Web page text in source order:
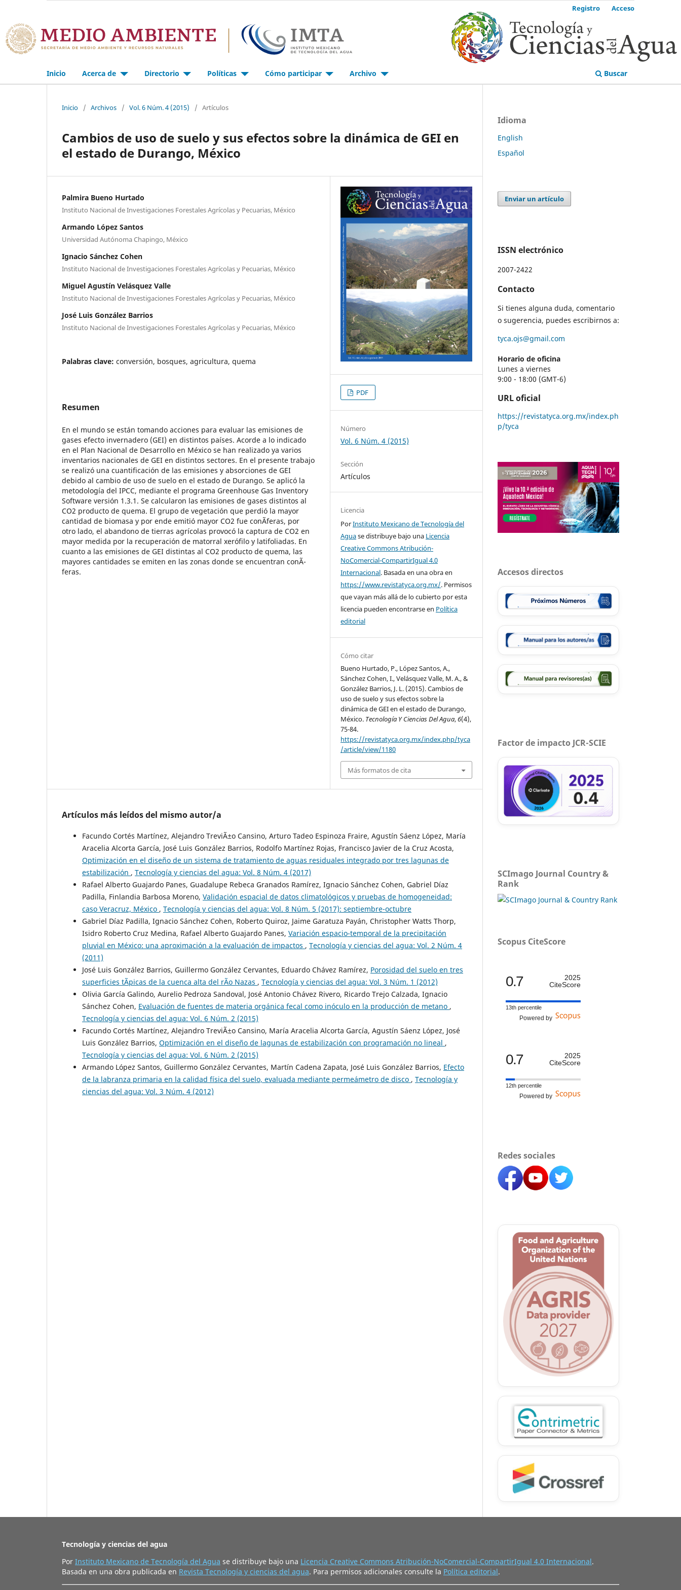
Inicio Acerca de Directorio Políticas Cómo participar Archivo Buscar
Registro Acceso
Inicio / Archivos / Vol. 6 Núm. 4 (2015) / Artículos
Cambios de uso de suelo y sus efectos sobre la dinámica de GEI en
el estado de Durango, México
Palmira Bueno Hurtado
Instituto Nacional de Investigaciones Forestales Agrícolas y Pecuarias, México
Armando López Santos
Universidad Autónoma Chapingo, México
Ignacio Sánchez Cohen
Instituto Nacional de Investigaciones Forestales Agrícolas y Pecuarias, México
Miguel Agustín Velásquez Valle
Instituto Nacional de Investigaciones Forestales Agrícolas y Pecuarias, México
José Luis González Barrios
Instituto Nacional de Investigaciones Forestales Agrícolas y Pecuarias, México
Palabras clave: conversión, bosques, agricultura, quema
Resumen
En el mundo se están tomando acciones para evaluar las emisiones de
gases efecto invernadero (GEI) en distintos países. Acorde a lo indicado
en el Plan Nacional de Desarrollo en México se han realizado ya varios
inventarios nacionales de GEI en distintos sectores. En el presente trabajo
se realizó una cuantificación de las emisiones y absorciones de GEI
debido al cambio de uso de suelo en el estado de Durango. Se aplicó la
metodología del IPCC, mediante el programa Greenhouse Gas Inventory
Software versión 1.3.1. Se calcularon las emisiones de gases distintos al
CO2 producto de quema. El grupo de vegetación que perdió la mayor
cantidad de biomasa y por ende emitió mayor CO2 fue conÃ­feras, por
otro lado, el abandono de tierras agrícolas provocó la captura de CO2 en
mayor medida por la recuperación de matorral xerófilo y latifoliadas. En
cuanto a las emisiones de GEI distintas al CO2 producto de quema, las
mayores cantidades se emiten en las zonas donde se encuentran conÃ­
feras.
PDF
Número
Vol. 6 Núm. 4 (2015)
Sección
Artículos
Licencia
PorInstituto Mexicano de Tecnología del
Aguase distribuye bajo una Licencia
Creative Commons Atribución-
NoComercial-CompartirIgual 4.0
Internacional. Basada en una obra en
https://www.revistatyca.org.mx/. Permisos
que vayan más allá de lo cubierto por esta
licencia pueden encontrarse en Política
editorial
Cómo citar
Bueno Hurtado, P., López Santos, A.,
Sánchez Cohen, I., Velásquez Valle, M. A., &
González Barrios, J. L. (2015). Cambios de
uso de suelo y sus efectos sobre la
dinámica de GEI en el estado de Durango,
México. Tecnología Y Ciencias Del Agua,6(4),
75-84.
https://revistatyca.org.mx/index.php/tyca
/article/view/1180
Más formatos de cita
Artículos más leídos del mismo autor/a
Facundo Cortés Martínez, Alejandro TreviÃ±o Cansino, Arturo Tadeo Espinoza Fraire, Agustín Sáenz López, María
Aracelia Alcorta García, José Luis González Barrios, Rodolfo Martínez Rojas, Francisco Javier de la Cruz Acosta,
Optimización en el diseño de un sistema de tratamiento de aguas residuales integrado por tres lagunas de
estabilización , Tecnología y ciencias del agua: Vol. 8 Núm. 4 (2017)
Rafael Alberto Guajardo Panes, Guadalupe Rebeca Granados Ramírez, Ignacio Sánchez Cohen, Gabriel Díaz
Padilla, Finlandia Barbosa Moreno, Validación espacial de datos climatológicos y pruebas de homogeneidad:
caso Veracruz, México , Tecnología y ciencias del agua: Vol. 8 Núm. 5 (2017): septiembre-octubre
Gabriel Díaz Padilla, Ignacio Sánchez Cohen, Roberto Quiroz, Jaime Garatuza Payán, Christopher Watts Thorp,
Isidro Roberto Cruz Medina, Rafael Alberto Guajardo Panes, Variación espacio-temporal de la precipitación
pluvial en México: una aproximación a la evaluación de impactos , Tecnología y ciencias del agua: Vol. 2 Núm. 4
(2011)
José Luis González Barrios, Guillermo González Cervantes, Eduardo Chávez Ramírez, Porosidad del suelo en tres
superficies tÃ­picas de la cuenca alta del rÃ­o Nazas , Tecnología y ciencias del agua: Vol. 3 Núm. 1 (2012)
Olivia García Galindo, Aurelio Pedroza Sandoval, José Antonio Chávez Rivero, Ricardo Trejo Calzada, Ignacio
Sánchez Cohen, Evaluación de fuentes de materia orgánica fecal como inóculo en la producción de metano ,
Tecnología y ciencias del agua: Vol. 6 Núm. 2 (2015)
Facundo Cortés Martínez, Alejandro TreviÃ±o Cansino, María Aracelia Alcorta García, Agustín Sáenz López, José
Luis González Barrios, Optimización en el diseño de lagunas de estabilización con programación no lineal ,
Tecnología y ciencias del agua: Vol. 6 Núm. 2 (2015)
Armando López Santos, Guillermo González Cervantes, Martín Cadena Zapata, José Luis González Barrios, Efecto
de la labranza primaria en la calidad física del suelo, evaluada mediante permeámetro de disco , Tecnología y
ciencias del agua: Vol. 3 Núm. 4 (2012)
Idioma
English
Español
Enviar un artículo
ISSN electrónico
2007-2422
Contacto
Si tienes alguna duda, comentario
o sugerencia, puedes escribirnos a:
tyca.ojs@gmail.com
Horario de oficina
Lunes a viernes
9:00 - 18:00 (GMT-6)
URL oficial
https://revistatyca.org.mx/index.ph
p/tyca
Accesos directos
Factor de impacto JCR-SCIE
SCImago Journal Country &
Rank
Scopus CiteScore
0.7
2025
CiteScore
13th percentile
Powered by
0.7
2025
CiteScore
12th percentile
Powered by
Redes sociales
Tecnología y ciencias del agua
Por Instituto Mexicano de Tecnología del Agua se distribuye bajo una Licencia Creative Commons Atribución-NoComercial-CompartirIgual 4.0 Internacional.
Basada en una obra publicada en Revista Tecnología y ciencias del agua. Para permisos adicionales consulte la Política editorial.